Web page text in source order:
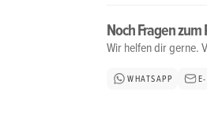
Noch Fragen zum
Wir helfen dir gerne.
WHATSAPP